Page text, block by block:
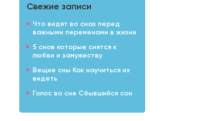
Свежие записи
Что видят во снах перед
важными переменами в жизни
5 снов которые снятся к
любви и замужеству
Вещие сны Как научиться их
видеть
Голос во сне Сбывшийся сон